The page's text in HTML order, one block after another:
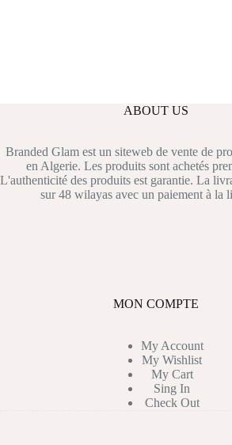
ABOUT US
Branded Glam est un siteweb de vente de
en Algerie. Les produits sont achetés
L'authenticité des produits est garantie. La
sur 48 wilayas avec un paiement à la
MON COMPTE
My Account
My Wishlist
My Cart
Sing In
Check Out